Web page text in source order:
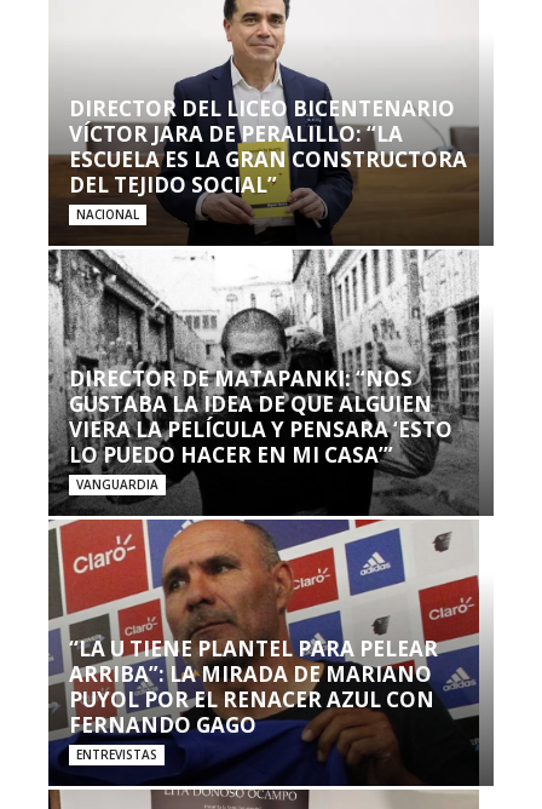
DIRECTOR DEL LICEO BICENTENARIO
VÍCTOR JARA DE PERALILLO: “LA
ESCUELA ES LA GRAN CONSTRUCTORA
DEL TEJIDO SOCIAL”
NACIONAL
DIRECTOR DE MATAPANKI: “NOS
GUSTABA LA IDEA DE QUE ALGUIEN
VIERA LA PELÍCULA Y PENSARA ‘ESTO
LO PUEDO HACER EN MI CASA’”
VANGUARDIA
“LA U TIENE PLANTEL PARA PELEAR
ARRIBA”: LA MIRADA DE MARIANO
PUYOL POR EL RENACER AZUL CON
FERNANDO GAGO
ENTREVISTAS